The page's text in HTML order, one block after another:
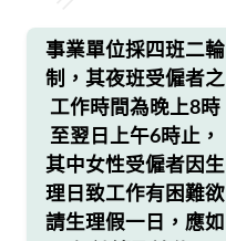
事業單位採四班二輪
制，其夜班受僱者之
工作時間為晚上8時
至翌日上午6時止，
其中女性受僱者因生
理日致工作有困難欲
請生理假一日，應如